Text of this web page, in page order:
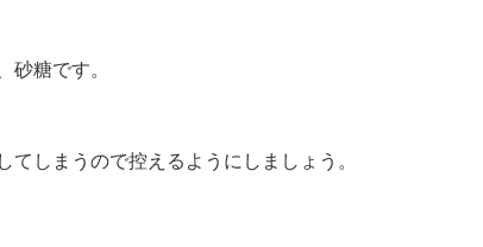
糖です。
しまうので控えるようにしましょう。